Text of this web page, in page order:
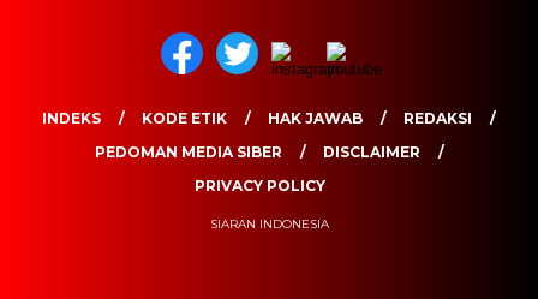
INDEKS KODE ETIK HAK JAWAB
REDAKSI
PEDOMAN MEDIA SIBER
DISCLAIMER
PRIVACY POLICY
SIARAN INDONESIA